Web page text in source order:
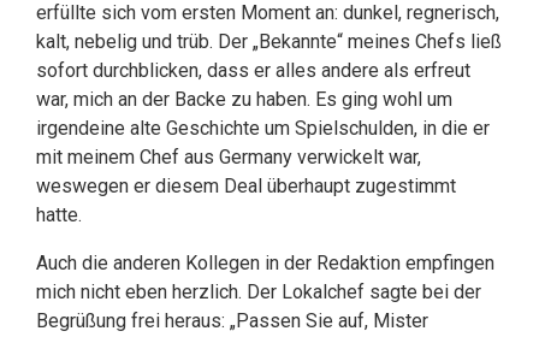
erfüllte sich vom ersten Moment an: dunkel, regnerisch,
kalt, nebelig und trüb. Der „Bekannte“ meines Chefs ließ
sofort durchblicken, dass er alles andere als erfreut
war, mich an der Backe zu haben. Es ging wohl um
irgendeine alte Geschichte um Spielschulden, in die er
mit meinem Chef aus Germany verwickelt war,
weswegen er diesem Deal überhaupt zugestimmt
hatte.
Auch die anderen Kollegen in der Redaktion empfingen
mich nicht eben herzlich. Der Lokalchef sagte bei der
Begrüßung frei heraus: „Passen Sie auf, Mister